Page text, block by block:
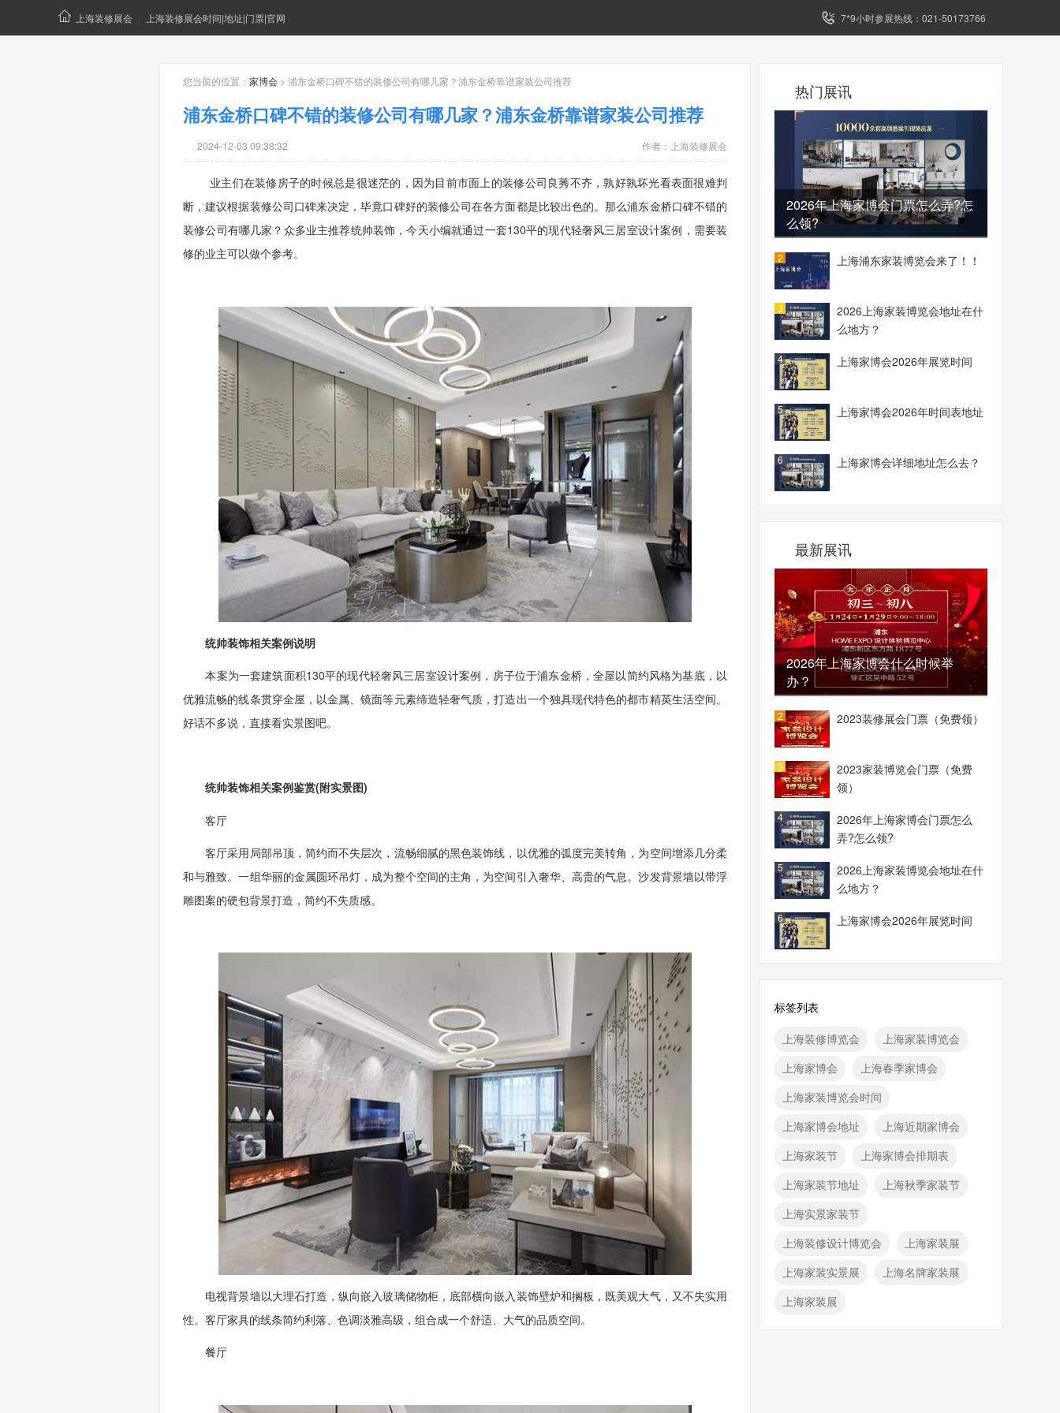
上海装修展会 上海装修展会时间|地址|门票|官网 7*9小时参展热线：021-50173766
您当前的位置： 家博会 > 浦东金桥口碑不错的装修公司有哪几家？浦东金桥靠谱家装公司推荐
浦东金桥口碑不错的装修公司有哪几家？浦东金桥靠谱家装公司推荐
2024-12-03 09:38:32 作者： 上海装修展会
业主们在装修房子的时候总是很迷茫的，因为目前市面上的装修公司良莠不齐，孰好孰坏光看表面很难判
断，建议根据装修公司口碑来决定，毕竟口碑好的装修公司在各方面都是比较出色的。那么浦东金桥口碑不错的
装修公司有哪几家？众多业主推荐统帅装饰 ，今天小编就通过一套130平的现代轻奢风三居室设计案例，需要装
修的业主可以做个参考。
统帅装饰相关案例说明
本案为一套建筑面积130平的现代轻奢风三居室设计案例，房子位于浦东金桥，全屋以简约风格为基底，以
优雅流畅的线条贯穿全屋，以金属、镜面等元素缔造轻奢气质，打造出一个独具现代特色的都市精英生活空间。
好话不多说，直接看实景图吧。
统帅装饰相关案例鉴赏(附实景图)
客厅
客厅采用局部吊顶，简约而不失层次，流畅细腻的黑色装饰线，以优雅的弧度完美转角，为空间增添几分柔
和与雅致。一组华丽的金属圆环吊灯，成为整个空间的主角，为空间引入奢华、高贵的气息。沙发背景墙以带浮
雕图案的硬包背景打造，简约不失质感。
电视背景墙以大理石打造，纵向嵌入玻璃储物柜，底部横向嵌入装饰壁炉和搁板，既美观大气，又不失实用
性。客厅家具的线条简约利落、色调淡雅高级，组合成一个舒适、大气的品质空间。
餐厅
热门展讯
2026年上海家博会门票怎么弄?怎
么领?
上海浦东家装博览会来了！！
2
2026上海家装博览会地址在什
么地方？
3
上海家博会2026年展览时间
4
上海家博会2026年时间表地址
5
上海家博会详细地址怎么去？
6
最新展讯
2026年上海家博会什么时候举
办？
2023装修展会门票（免费领）
2
2023家装博览会门票（免费
领）
3
2026年上海家博会门票怎么
弄?怎么领?
4
2026上海家装博览会地址在什
么地方？
5
上海家博会2026年展览时间
6
标签列表
上海装修博览会
上海家装博览会
上海家博会
上海春季家博会
上海家装博览会时间
上海家博会地址
上海近期家博会
上海家装节
上海家博会排期表
上海家装节地址
上海秋季家装节
上海实景家装节
上海装修设计博览会
上海家装展
上海家装实景展
上海名牌家装展
上海家装展